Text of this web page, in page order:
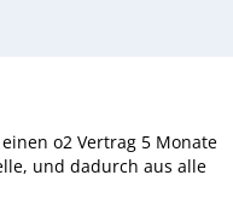
o2 Vertrag 5 Monate
und dadurch aus alle